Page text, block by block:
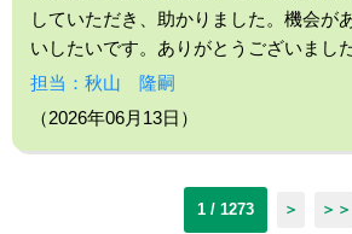
していただき、助かりました。機会が
いしたいです。ありがとうございました
担当：秋山 隆嗣
（2026年06月13日）
1 / 1273 ＞ ＞＞